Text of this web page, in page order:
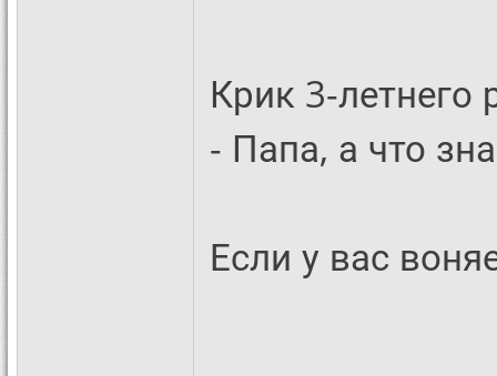
Крик 3-летнего
- Папа, а что
Если у вас